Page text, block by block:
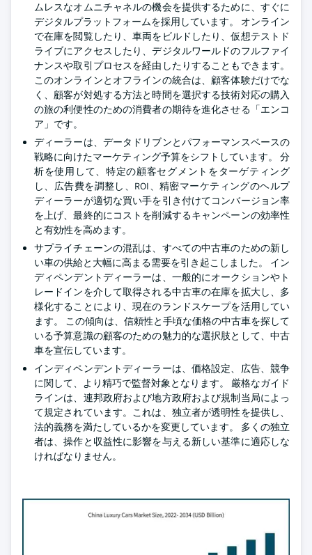
ムレスなオムニチャネルの機会を提供するために、すぐに
デジタルプラットフォームを採用しています。 オンライン
で在庫を閲覧したり、車両をビルドしたり、仮想テストド
ライブにアクセスしたり、デジタルワールドのフルファイ
ナンスや取引プロセスを経由したりすることもできます。
このオンラインとオフラインの統合は、顧客体験だけでな
く、顧客が対処する方法と時間を選択する技術対応の購入
の旅の利便性のための消費者の期待を進化させる「エンコ
ア」です。
ディーラーは、データドリブンとパフォーマンスベースの
戦略に向けたマーケティング予算をシフトしています。 分
析を使用して、特定の顧客セグメントをターゲティング
し、広告費を調整し、ROI、精密マーケティングのヘルプ
ディーラーが適切な買い手を引き付けてコンバージョン率
を上げ、最終的にコストを削減するキャンペーンの効率性
と有効性を高めます。
サプライチェーンの混乱は、すべての中古車のための新し
い車の供給と大幅に高まる需要を引き起こしました。 イン
ディペンデントディーラーは、一般的にオークションやト
レードインを介して取得される中古車の在庫を拡大し、多
様化することにより、現在のランドスケープを活用してい
ます。 この傾向は、信頼性と手頃な価格の中古車を探して
いる予算意識の顧客のための魅力的な選択肢として、中古
車を宣伝しています。
インディペンデントディーラーは、価格設定、広告、競争
に関して、より精巧で監督対象となります。 厳格なガイド
ラインは、連邦政府および地方政府および規制当局によっ
て規定されています。これは、独立者が透明性を提供し、
法的義務を満たしているかを変更しています。 多くの独立
者は、操作と収益性に影響を与える新しい基準に適応しな
ければなりません。